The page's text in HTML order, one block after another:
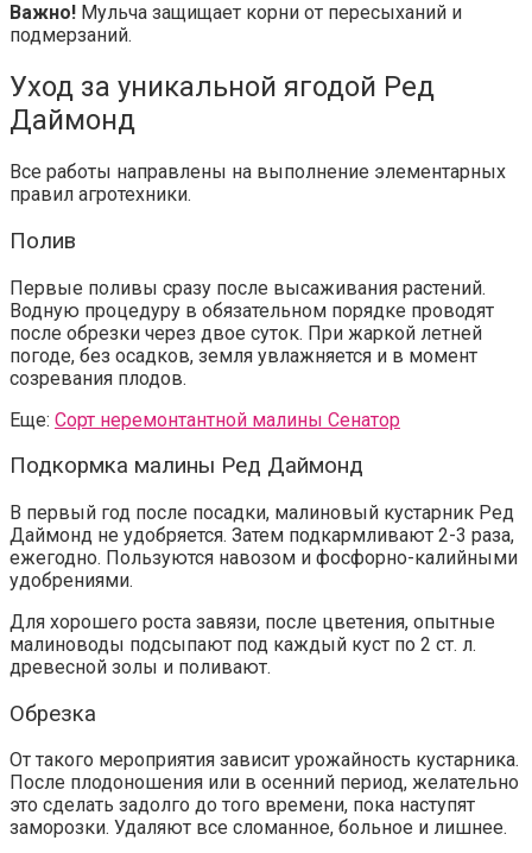
Важно! Мульча защищает корни от пересыханий и
подмерзаний.
Уход за уникальной ягодой Ред
Даймонд
Все работы направлены на выполнение элементарных
правил агротехники.
Полив
Первые поливы сразу после высаживания растений.
Водную процедуру в обязательном порядке проводят
после обрезки через двое суток. При жаркой летней
погоде, без осадков, земля увлажняется и в момент
созревания плодов.
Еще: Сорт неремонтантной малины Сенатор
Подкормка малины Ред Даймонд
В первый год после посадки, малиновый кустарник Ред
Даймонд не удобряется. Затем подкармливают 2-3 раза,
ежегодно. Пользуются навозом и фосфорно-калийными
удобрениями.
Для хорошего роста завязи, после цветения, опытные
малиноводы подсыпают под каждый куст по 2 ст. л.
древесной золы и поливают.
Обрезка
От такого мероприятия зависит урожайность кустарника.
После плодоношения или в осенний период, желательно
это сделать задолго до того времени, пока наступят
заморозки. Удаляют все сломанное, больное и лишнее.